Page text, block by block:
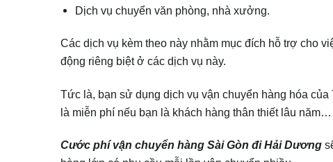
Dịch vụ chuyển văn phòng, nhà xưởng.
Các dịch vụ kèm theo này nhằm mục đích hỗ trợ cho
động riêng biệt ở các dịch vụ này.
Tức là, bạn sử dụng dịch vụ vận chuyển hàng hóa
là miễn phí nếu bạn là khách hàng thân thiết lâu năm…
Cước phí vận chuyển hàng Sài Gòn đi Hải Dương